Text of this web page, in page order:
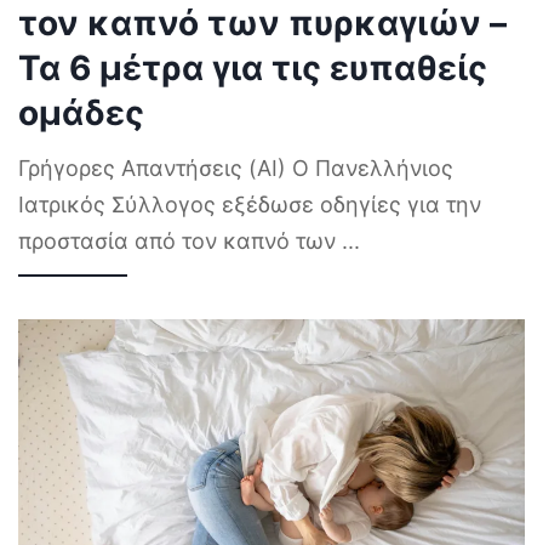
τον καπνό των πυρκαγιών –
Τα 6 μέτρα για τις ευπαθείς
ομάδες
Γρήγορες Απαντήσεις (AI) Ο Πανελλήνιος
Ιατρικός Σύλλογος εξέδωσε οδηγίες για την
προστασία από τον καπνό των ...